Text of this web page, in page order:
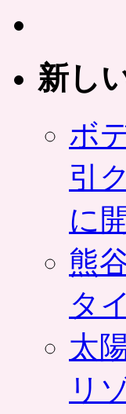
新し
ボ
引
に
熊
タ
太
リ